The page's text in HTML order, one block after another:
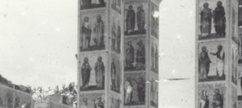
Наследники